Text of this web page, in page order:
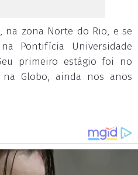
na zona Norte do Rio, e se
Pontifícia Universidade
primeiro estágio foi no
na Globo, ainda nos anos